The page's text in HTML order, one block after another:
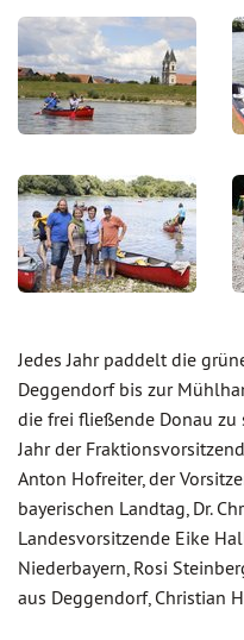
Jedes Jahr paddelt die
Deggendorf bis zur
die frei fließende Donau zu
Jahr der
Anton Hofreiter, der
bayerischen Landtag, Dr.
Landesvorsitzende Eike
Niederbayern, Rosi
aus Deggendorf, Christian